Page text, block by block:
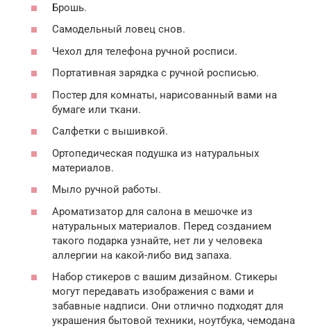
Брошь.
Самодельный ловец снов.
Чехол для телефона ручной росписи.
Портативная зарядка с ручной росписью.
Постер для комнаты, нарисованный вами на
бумаге или ткани.
Салфетки с вышивкой.
Ортопедическая подушка из натуральных
материалов.
Мыло ручной работы.
Ароматизатор для салона в мешочке из
натуральных материалов. Перед созданием
такого подарка узнайте, нет ли у человека
аллергии на какой-либо вид запаха.
Набор стикеров с вашим дизайном. Стикеры
могут передавать изображения с вами и
забавные надписи. Они отлично подходят для
украшения бытовой техники, ноутбука, чемодана